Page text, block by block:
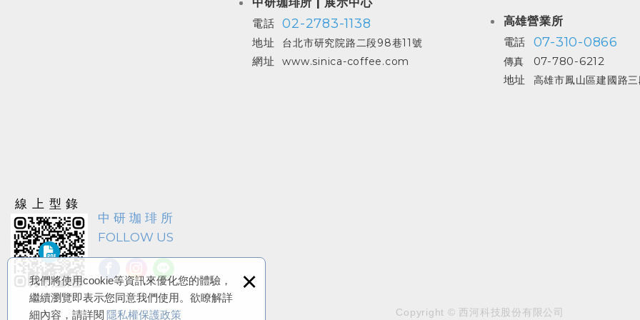
我們將使用cookie等資訊來優化您的體驗，
繼續瀏覽即表示您同意我們使用。欲瞭解詳
細內容，請詳閱 隱私權保護政策
×
電話 02-2783-1138
地址 台北市研究院路二段98巷11號
網址 www.sinica-coffee.com
高雄營業所
電話
07-310-0866
傳真
07-780-6212
地址
高雄市鳳山區建國路
線上型錄
中研珈琲所
FOLLOW US
Copyright © 西河科技股份有限公司